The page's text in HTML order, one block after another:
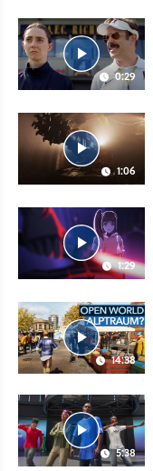
0:29
1:06
1:29
14:38
5:38